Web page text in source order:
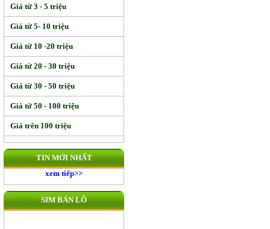
Giá từ 3 - 5 triệu
Giá từ 5- 10 triệu
Giá từ 10 -20 triệu
Giá từ 20 - 30 triệu
Giá từ 30 - 50 triệu
Giá từ 50 - 100 triệu
Giá trên 100 triệu
TIN MỚI NHẤT
xem tiếp>>
SIM BÁN LÔ